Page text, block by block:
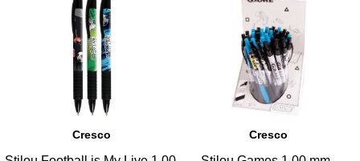
27
Cresco
28
Cresco